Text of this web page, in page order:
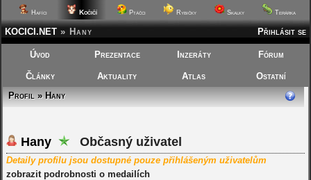
Hafíci Kočičí Ptáčci Rybičky Skalky Terárka
Přihlásit se
KOCICI.NET » Hany
Úvod Prezentace Inzeráty Fórum
Články Aktuality Atlas
Ostatní
Profil » Hany
Hany Občasný uživatel
Detaily profilu jsou dostupné pouze přihlášeným uživatelům
zobrazit podrobnosti o medailích